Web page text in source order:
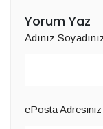
Yorum Yaz
Adınız
ePosta Adresiniz